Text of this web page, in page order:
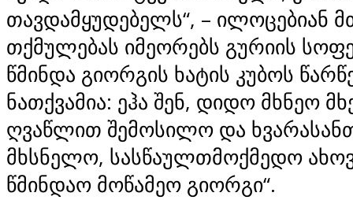
თავდამყუდებელს“, – ილოცებიან
თქმულებას იმეორებს გურიის
წმინდა გიორგის ხატის კუბოს
ნათქვამია: ეჰა შენ, დიდო მხნეო
ღვაწლით შემოსილო და
მხსნელო, სასწაულთმოქმედო
წმინდაო მოწამეო გიორგი“.